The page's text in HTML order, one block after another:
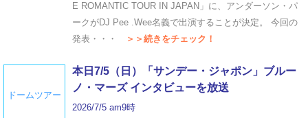
E ROMANTIC TOUR IN JAPAN」に、アンダーソン・パ
ークがDJ Pee .Wee名義で出演することが決定。 今回の
発表・・・
＞＞続きをチェック！
ドームツアー
本日7/5（日）「サンデー・ジャポン」ブルー
ノ・マーズ インタビューを放送
2026/7/5 am9時